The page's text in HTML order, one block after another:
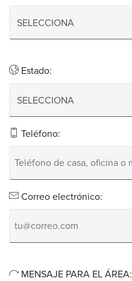
Estado:
Teléfono:
Correo electrónico:
MENSAJE PARA EL ÁREA: